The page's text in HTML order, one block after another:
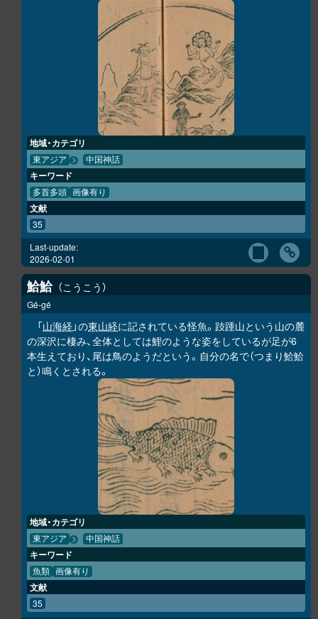
地域・カテゴリ
東アジア 中国神話
キーワード
多首多頭 画像有り
文献
35
Last-update:
2026-02-01
鮯鮯 こうこう
Gé-gé
「山海経 」の東山経に記されている怪魚。跂踵山という山の麓
の深沢に棲み、全体としては鯉のような姿をしているが足が6
本生えており、尾は鳥のようだという。自分の名で（つまり鮯鮯
と）鳴くとされる。
地域・カテゴリ
東アジア 中国神話
キーワード
魚類 画像有り
文献
35